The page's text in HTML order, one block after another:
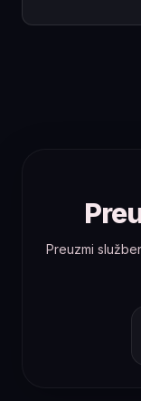
Preuzmi